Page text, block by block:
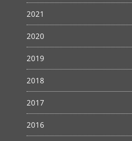
2021
2020
2019
2018
2017
2016